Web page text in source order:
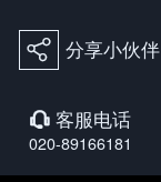
򰀂 分享小伙伴
򰀃 客服电话
020-89166181